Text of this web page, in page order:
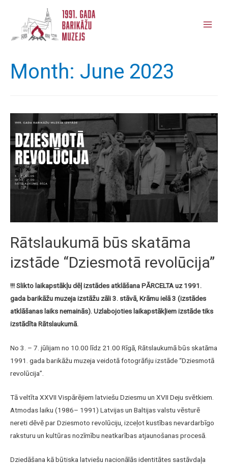
Month: June 2023
Rātslaukumā būs skatāma
izstāde “Dziesmotā revolūcija”
!!! Slikto laikapstākļu dēļ izstādes atklāšana PĀRCELTA uz 1991.
gada barikāžu muzeja izstāžu zāli 3. stāvā, Krāmu ielā 3 (izstādes
atklāšanas laiks nemainās). Uzlabojoties laikapstākļiem izstāde tiks
izstādīta Rātslaukumā.
No 3. – 7. jūlijam no 10.00 līdz 21.00 Rīgā, Rātslaukumā būs skatāma
1991. gada barikāžu muzeja veidotā fotogrāfiju izstāde “Dziesmotā
revolūcija”.
Tā veltīta XXVII Vispārējiem latviešu Dziesmu un XVII Deju svētkiem.
Atmodas laiku (1986– 1991) Latvijas un Baltijas valstu vēsturē
nereti dēvē par Dziesmoto revolūciju, izceļot kustības nevardarbīgo
raksturu un kultūras nozīmību neatkarības atjaunošanas procesā.
Dziedāšana kā būtiska latviešu nacionālās identitātes sastāvdaļa